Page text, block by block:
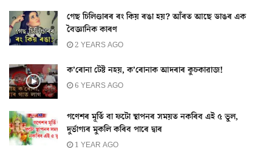
গেছ চিলিণ্ডাৰৰ ৰং কিয় ৰঙা হয়? আঁৰত আছে ডাঙৰ এক
বৈজ্ঞানিক কাৰণ
2 YEARS AGO
ক’ৰোনা টেষ্ট নহয়, ক’ৰোনাক আদৰাৰ কুচকাৱাজ!
6 YEARS AGO
গণেশৰ মূৰ্তি বা ফটো স্থাপনৰ সময়ত নকৰিব এই ৫ ভুল,
দুৰ্ভাগ্যৰ মুকলি কৰিব পাৰে দ্বাৰ
1 YEAR AGO